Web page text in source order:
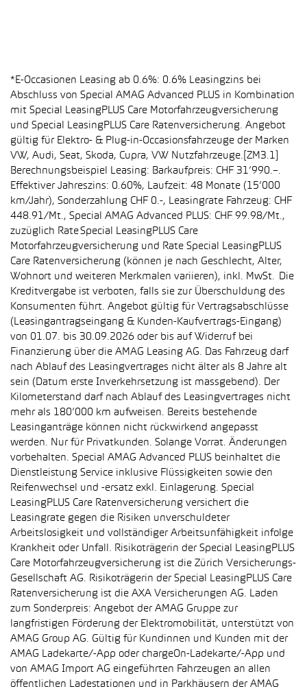
*E-Occasionen Leasing ab 0.6%: 0.6% Leasingzins bei
Abschluss von Special AMAG Advanced PLUS in Kombination
mit Special LeasingPLUS Care Motorfahrzeugversicherung
und Special LeasingPLUS Care Ratenversicherung. Angebot
gültig für Elektro- & Plug-in-Occasionsfahrzeuge der Marken
VW, Audi, Seat, Skoda, Cupra, VW Nutzfahrzeuge.[ZM3.1]
Berechnungsbeispiel Leasing: Barkaufpreis: CHF 31’990.–.
Effektiver Jahreszins: 0.60%, Laufzeit: 48 Monate (15’000
km/Jahr), Sonderzahlung CHF 0.-, Leasingrate Fahrzeug: CHF
448.91/Mt., Special AMAG Advanced PLUS: CHF 99.98/Mt.,
zuzüglich Rate Special LeasingPLUS Care
Motorfahrzeugversicherung und Rate Special LeasingPLUS
Care Ratenversicherung (können je nach Geschlecht, Alter,
Wohnort und weiteren Merkmalen variieren), inkl. MwSt. Die
Kreditvergabe ist verboten, falls sie zur Überschuldung des
Konsumenten führt. Angebot gültig für Vertragsabschlüsse
(Leasingantragseingang & Kunden-Kaufvertrags-Eingang)
von 01.07. bis 30.09.2026 oder bis auf Widerruf bei
Finanzierung über die AMAG Leasing AG. Das Fahrzeug darf
nach Ablauf des Leasingvertrages nicht älter als 8 Jahre alt
sein (Datum erste Inverkehrsetzung ist massgebend). Der
Kilometerstand darf nach Ablauf des Leasingvertrages nicht
mehr als 180’000 km aufweisen. Bereits bestehende
Leasinganträge können nicht rückwirkend angepasst
werden. Nur für Privatkunden. Solange Vorrat. Änderungen
vorbehalten. Special AMAG Advanced PLUS beinhaltet die
Dienstleistung Service inklusive Flüssigkeiten sowie den
Reifenwechsel und -ersatz exkl. Einlagerung. Special
LeasingPLUS Care Ratenversicherung versichert die
Leasingrate gegen die Risiken unverschuldeter
Arbeitslosigkeit und vollständiger Arbeitsunfähigkeit infolge
Krankheit oder Unfall. Risikoträgerin der Special LeasingPLUS
Care Motorfahrzeugversicherung ist die Zürich Versicherungs-
Gesellschaft AG. Risikoträgerin der Special LeasingPLUS Care
Ratenversicherung ist die AXA Versicherungen AG. Laden
zum Sonderpreis: Angebot der AMAG Gruppe zur
langfristigen Förderung der Elektromobilität, unterstützt von
AMAG Group AG. Gültig für Kundinnen und Kunden mit der
AMAG Ladekarte/-App oder chargeOn-Ladekarte/-App und
von AMAG Import AG eingeführten Fahrzeugen an allen
öffentlichen Ladestationen und in Parkhäusern der AMAG